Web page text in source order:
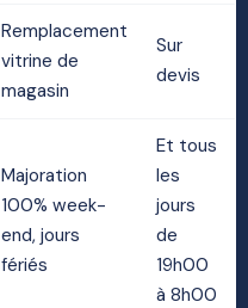
Remplacement
vitrine de
magasin
Sur
devis
Majoration
100% week-
end, jours
fériés
Et tous
les
jours
de
19h00
à 8h00